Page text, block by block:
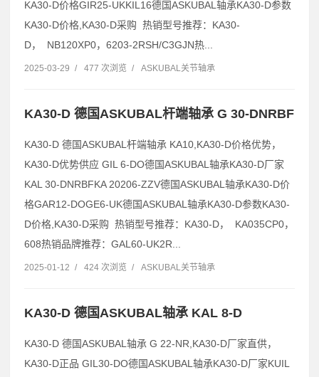
KA30-D价格GIR25-UKKIL16德国ASKUBAL轴承KA30-D参数
KA30-D价格,KA30-D采购 热销型号推荐：KA30-
D， NB120XP0，6203-2RSH/C3GJN热...
2025-03-29 / 477 次浏览 / ASKUBAL关节轴承
KA30-D 德国ASKUBAL杆端轴承 G 30-DNRBF
KA30-D 德国ASKUBAL杆端轴承 KA10,KA30-D价格优势，
KA30-D优势供应 GIL 6-DO德国ASKUBAL轴承KA30-D厂家
KAL 30-DNRBFKA 20206-ZZV德国ASKUBAL轴承KA30-D价
格GAR12-DOGE6-UK德国ASKUBAL轴承KA30-D参数KA30-
D价格,KA30-D采购 热销型号推荐：KA30-D， KA035CP0，
608热销品牌推荐：GAL60-UK2R...
2025-01-12 / 424 次浏览 / ASKUBAL关节轴承
KA30-D 德国ASKUBAL轴承 KAL 8-D
KA30-D 德国ASKUBAL轴承 G 22-NR,KA30-D厂家直供，
KA30-D正品 GIL30-DO德国ASKUBAL轴承KA30-D厂家KUIL